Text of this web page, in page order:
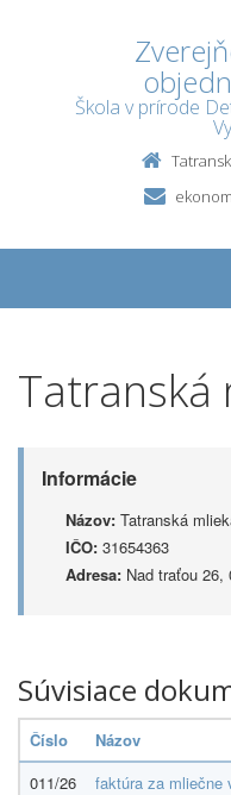
Škola v prírode
Tatranská
Informácie
Názov: Tatranská
IČO: 31654363
Adresa: Nad traťou 26,
Súvisiace
Číslo Názov
011/26
faktúra za mliečne